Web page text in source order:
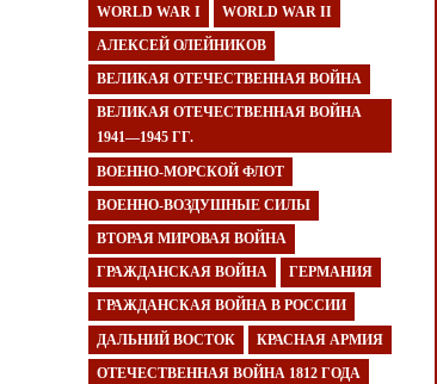
WORLD WAR I WORLD WAR II
АЛЕКСЕЙ ОЛЕЙНИКОВ
ВЕЛИКАЯ ОТЕЧЕСТВЕННАЯ ВОЙНА
ВЕЛИКАЯ ОТЕЧЕСТВЕННАЯ ВОЙНА
1941—1945 ГГ.
ВОЕННО-МОРСКОЙ ФЛОТ
ВОЕННО-ВОЗДУШНЫЕ СИЛЫ
ВТОРАЯ МИРОВАЯ ВОЙНА
ГРАЖДАНСКАЯ ВОЙНА ГЕРМАНИЯ
ГРАЖДАНСКАЯ ВОЙНА В РОССИИ
ДАЛЬНИЙ ВОСТОК КРАСНАЯ АРМИЯ
ОТЕЧЕСТВЕННАЯ ВОЙНА 1812 ГОДА